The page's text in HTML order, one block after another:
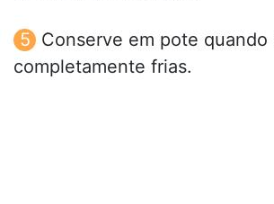
Conserve em pote quando
completamente frias.